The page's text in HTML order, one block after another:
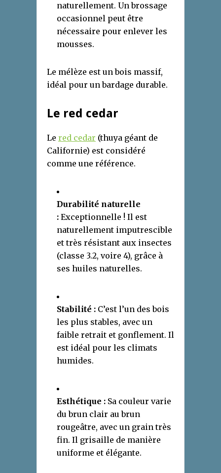
naturellement. Un brossage
occasionnel peut être
nécessaire pour enlever les
mousses.
Le mélèze est un bois massif,
idéal pour un bardage durable.
Le red cedar
Le red cedar (thuya géant de
Californie) est considéré
comme une référence.
Durabilité naturelle
: Exceptionnelle ! Il est
naturellement imputrescible
et très résistant aux insectes
(classe 3.2, voire 4), grâce à
ses huiles naturelles.
Stabilité : C’est l’un des bois
les plus stables, avec un
faible retrait et gonflement. Il
est idéal pour les climats
humides.
Esthétique : Sa couleur varie
du brun clair au brun
rougeâtre, avec un grain très
fin. Il grisaille de manière
uniforme et élégante.